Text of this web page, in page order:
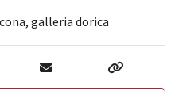
,galleria dorica